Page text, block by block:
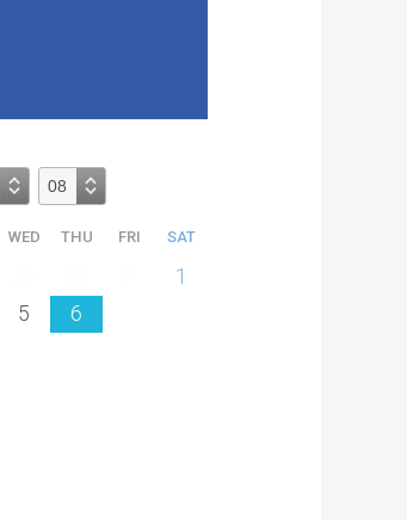
出身生徒データ
保育コース
WED THU FRI SAT
1
5 6